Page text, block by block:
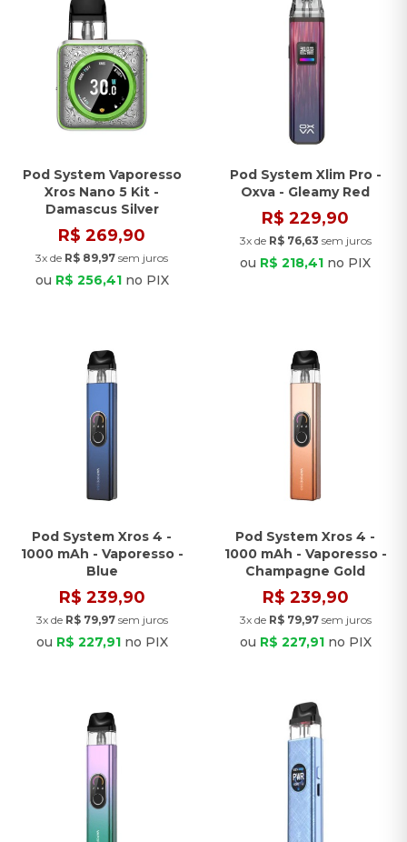
Pod System Vaporesso
Xros Nano 5 Kit -
Damascus Silver
R$ 269,90
3x de R$ 89,97 sem juros
ou R$ 256,41no PIX
Pod System Xlim Pro -
Oxva - Gleamy Red
R$ 229,90
3x de R$ 76,63 sem juros
ou R$ 218,41 no PIX
Pod System Xros 4 -
1000 mAh - Vaporesso -
Blue
R$ 239,90
3x de R$ 79,97sem juros
ou R$ 227,91no PIX
Pod System Xros 4 -
1000 mAh - Vaporesso -
Champagne Gold
R$ 239,90
3x de R$ 79,97sem juros
ou R$ 227,91no PIX